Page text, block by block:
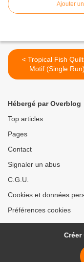
Ajouter
< Tropical Fish Quilting
Motif (Single Run)
Hébergé par Overblog
Top articles
Pages
Contact
Signaler un abus
C.G.U.
Cookies et données
Préférences cookies